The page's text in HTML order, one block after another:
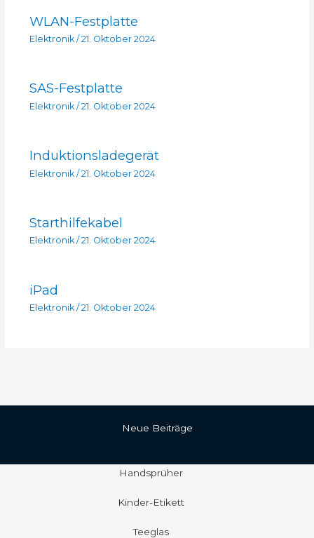
WLAN-Festplatte
Elektronik/ 21. Oktober 2024
SAS-Festplatte
Elektronik/ 21. Oktober 2024
Induktionsladegerät
Elektronik/21. Oktober 2024
Starthilfekabel
Elektronik/ 21. Oktober 2024
iPad
Elektronik/ 21. Oktober 2024
Neue Beiträge
Handsprüher
Kinder-Etikett
Teeglas